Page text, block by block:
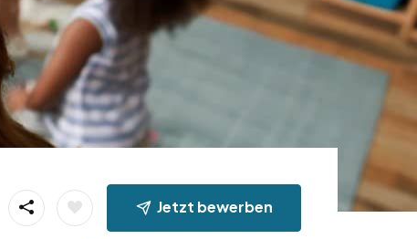
Jetzt bewerben